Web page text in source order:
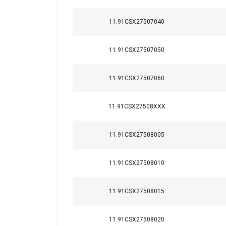
11.91CSX27507040
11.91CSX27507050
11.91CSX27507060
11.91CSX27508XXX
11.91CSX27508005
11.91CSX27508010
11.91CSX27508015
11.91CSX27508020
Ce site Web